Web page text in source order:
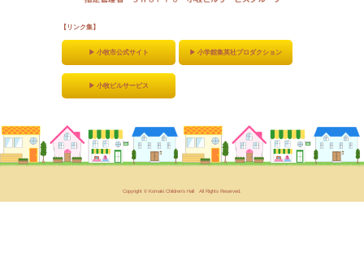
【リンク集】
▶ 小牧市公式サイト ▶ 小学館集英社プロダクション
▶ 小牧ビルサービス
Copyright © Komaki Children‘s Hall All Rights Reserved.